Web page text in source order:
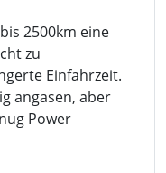
2500km eine
zu
Einfahrzeit.
angasen, aber
Power